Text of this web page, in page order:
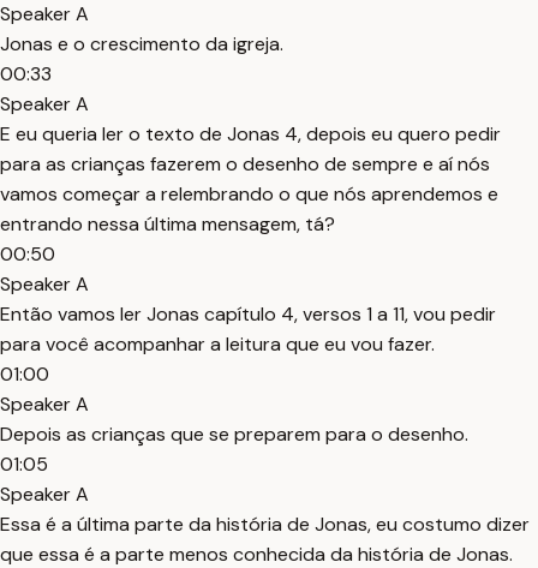
Speaker A
Jonas e o crescimento da igreja.
00:33
Speaker A
E eu queria ler o texto de Jonas 4, depois eu quero pedir
para as crianças fazerem o desenho de sempre e aí nós
vamos começar a relembrando o que nós aprendemos e
entrando nessa última mensagem, tá?
00:50
Speaker A
Então vamos ler Jonas capítulo 4, versos 1 a 11, vou pedir
para você acompanhar a leitura que eu vou fazer.
01:00
Speaker A
Depois as crianças que se preparem para o desenho.
01:05
Speaker A
Essa é a última parte da história de Jonas, eu costumo dizer
que essa é a parte menos conhecida da história de Jonas.